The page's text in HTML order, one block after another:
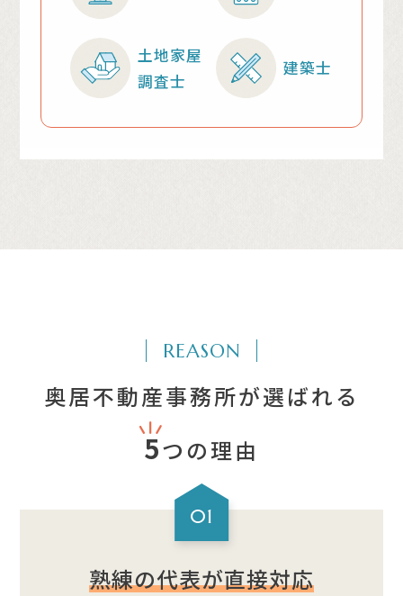
土地家屋
調査士
建築士
REASON
奥居不動産事務所が選ばれる
5つの理由
01
熟練の代表が直接対応